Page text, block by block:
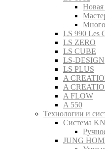
Новая
LS 990 Les
LS ZERO
LS CUBE
LS-DESIGN
LS PLUS
A
A
A FLOW
A 550
Технологии и
Система
JUNG